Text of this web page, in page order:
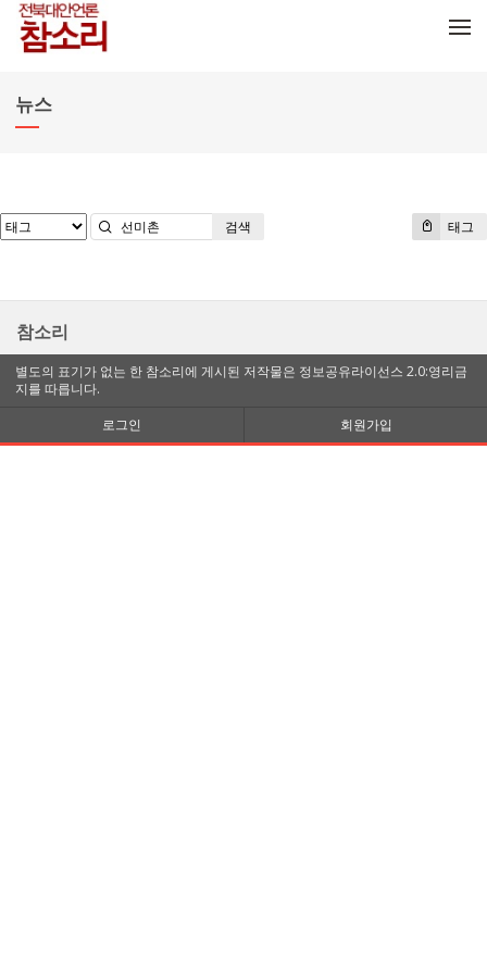
뉴스
태그
검색
참소리
별도의 표기가 없는 한 참소리에 게시된 저작물은 정보공유라이선스 2.0:영리금
지를 따릅니다.
로그인
회원가입